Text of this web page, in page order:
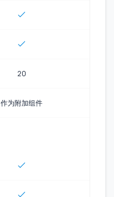
20
作为附加组件